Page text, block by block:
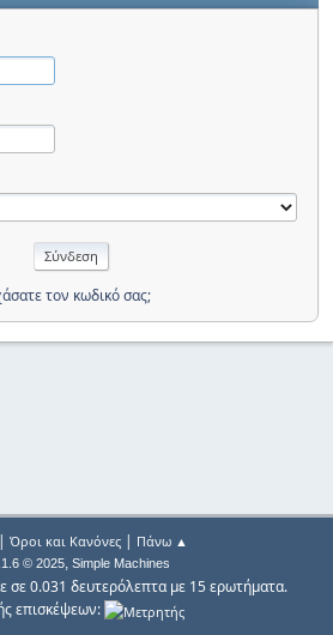
τον κωδικό σας;
Όροι και Κανόνες| Πάνω ▲
© 2025, Simple Machines
σε 0.031 δευτερόλεπτα με 15 ερωτήματα.
επισκέψεων: